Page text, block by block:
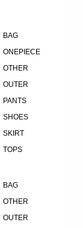
BAG
ONEPIECE
OTHER
OUTER
PANTS
SHOES
SKIRT
TOPS
BAG
OTHER
OUTER